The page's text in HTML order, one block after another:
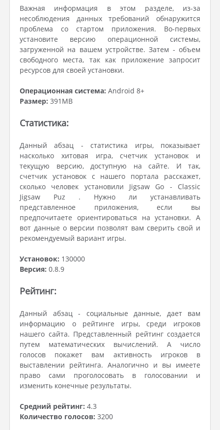
Важная информация в этом разделе, из-за
несоблюдения данных требований обнаружится
проблема со стартом приложения. Во-первых
установите версию операционной системы,
загруженной на вашем устройстве. Затем - объем
свободного места, так как приложение запросит
ресурсов для своей установки.
Операционная система: Android 8+
Размер: 391MB
Статистика:
Данный абзац - статистика игры, показывает
насколько хитовая игра, счетчик установок и
текущую версию, доступную на сайте. И так,
счетчик установок с нашего портала расскажет,
сколько человек установили Jigsaw Go - Classic
Jigsaw Puz . Нужно ли устанавливать
представленное приложения, если вы
предпочитаете ориентироваться на установки. А
вот данные о версии позволят вам сверить свой и
рекомендуемый вариант игры.
Установок: 130000
Версия: 0.8.9
Рейтинг:
Данный абзац - социальные данные, дает вам
информацию о рейтинге игры, среди игроков
нашего сайта. Представленный рейтинг создается
путем математических вычислений. А число
голосов покажет вам активность игроков в
выставлении рейтинга. Аналогично и вы имеете
право сами проголосовать в голосовании и
изменить конечные результаты.
Средний рейтинг: 4.3
Количество голосов: 3200